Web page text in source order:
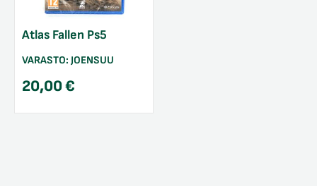
Atlas Fallen Ps5
VARASTO: JOENSUU
20,00€